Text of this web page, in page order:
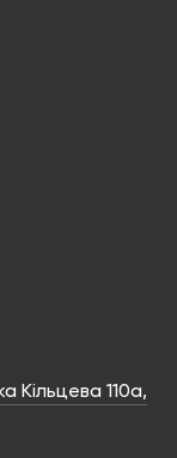
Кільцева 110а,